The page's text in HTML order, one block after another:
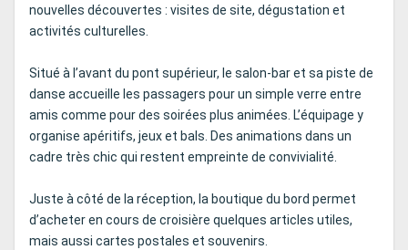
nouvelles découvertes : visites de site, dégustation et
activités culturelles.
Situé à l’avant du pont supérieur, le salon-bar et sa piste de
danse accueille les passagers pour un simple verre entre
amis comme pour des soirées plus animées. L’équipage y
organise apéritifs, jeux et bals. Des animations dans un
cadre très chic qui restent empreinte de convivialité.
Juste à côté de la réception, la boutique du bord permet
d’acheter en cours de croisière quelques articles utiles,
mais aussi cartes postales et souvenirs.